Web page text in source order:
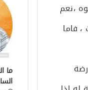
،نعم
فاما
ما